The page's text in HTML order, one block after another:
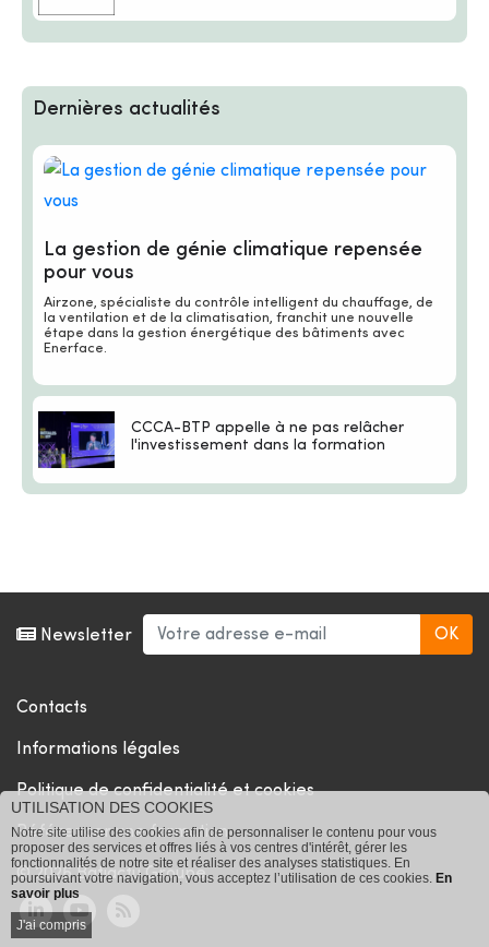
Dernières actualités
La gestion de génie climatique repensée
pour vous
Airzone, spécialiste du contrôle intelligent du chauffage, de
la ventilation et de la climatisation, franchit une nouvelle
étape dans la gestion énergétique des bâtiments avec
Enerface.
CCCA-BTP appelle à ne pas relâcher
l'investissement dans la formation
Newsletter
Contacts
Informations légales
Politique de confidentialité et cookies
Référencer une formation
© 2026 Batiactu Groupe
UTILISATION DES COOKIES
Notre site utilise des cookies afin de personnaliser le contenu pour vous
proposer des services et offres liés à vos centres d'intérêt, gérer les
fonctionnalités de notre site et réaliser des analyses statistiques. En
poursuivant votre navigation, vous acceptez l’utilisation de ces cookies. En
savoir plus
J'ai compris